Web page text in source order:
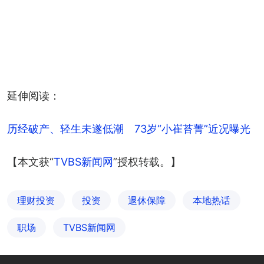
延伸阅读：
历经破产、轻生未遂低潮　73岁“小崔苔菁”近况曝光
【本文获“TVBS新闻网”授权转载。】
理财投资 投资 退休保障 本地热话
职场 TVBS新闻网